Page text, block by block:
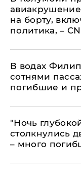
на борту,
политика, –
В водах
сотнями
погибшие и
"Ночь
столкнулись
– много